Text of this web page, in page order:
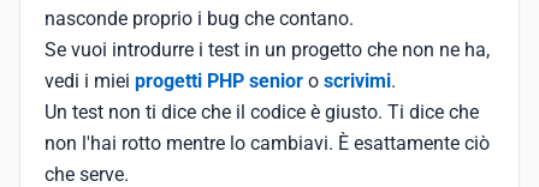
nasconde proprio i bug che contano.
Se vuoi introdurre i test in un progetto che non ne ha,
vedi i miei progetti PHP senior o scrivimi.
Un test non ti dice che il codice è giusto. Ti dice che
non l'hai rotto mentre lo cambiavi. È esattamente ciò
che serve.